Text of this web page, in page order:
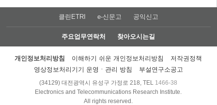
클린ETRI e-신문고 공익신고
주요업무연락처 찾아오시는길
개인정보처리방침 이해하기 쉬운 개인정보처리방침
저작권정책
영상정보처리기기 운영ㆍ관리 방침
부설연구소공고
(34129) 대전광역시 유성구 가정로 218, TEL 1466-38
Electronics and Telecommunications Research Institute.
All rights reserved.